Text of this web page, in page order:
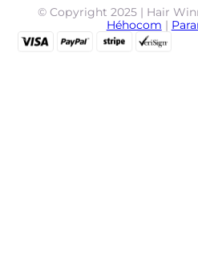
© Copyright 2025 | Hair
Héhocom |